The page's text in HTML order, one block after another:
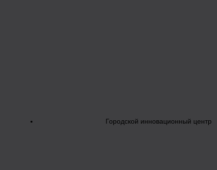
Городской инновационный центр